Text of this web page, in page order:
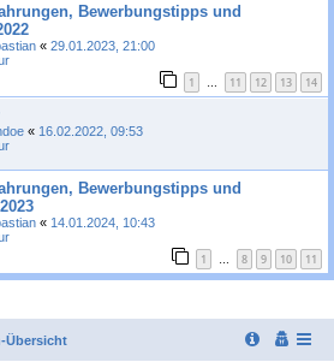
Bewerbungstipps und
« 29.01.2023, 21:00
1 … 11 12 13 14
« 16.02.2022, 09:53
Bewerbungstipps und
« 14.01.2024, 10:43
1 … 8 9 10 11
Übersicht